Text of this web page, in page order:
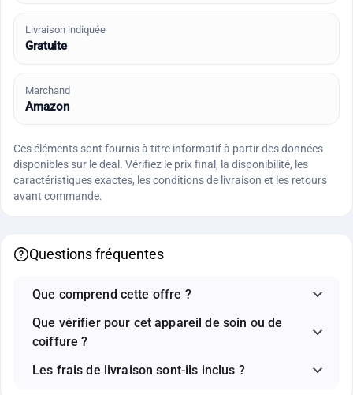
Livraison indiquée
Gratuite
Marchand
Amazon
Ces éléments sont fournis à titre informatif à partir des données
disponibles sur le deal. Vérifiez le prix final, la disponibilité, les
caractéristiques exactes, les conditions de livraison et les retours
avant commande.
Questions fréquentes
Que comprend cette offre ?
Que vérifier pour cet appareil de soin ou de
coiffure ?
Les frais de livraison sont-ils inclus ?